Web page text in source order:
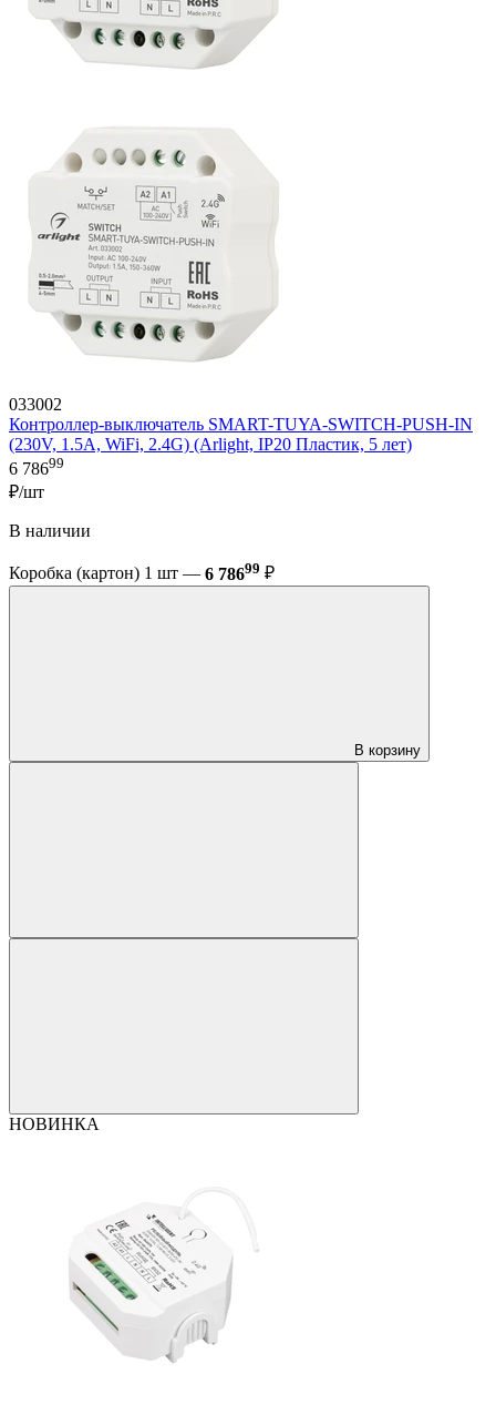
033002
Контроллер-выключатель SMART-TUYA-SWITCH-PUSH-IN
(230V, 1.5A, WiFi, 2.4G) (Arlight, IP20 Пластик, 5 лет)
6 78699
₽/шт
В наличии
Коробка (картон) 1 шт — 6 78699 ₽
В корзину
НОВИНКА